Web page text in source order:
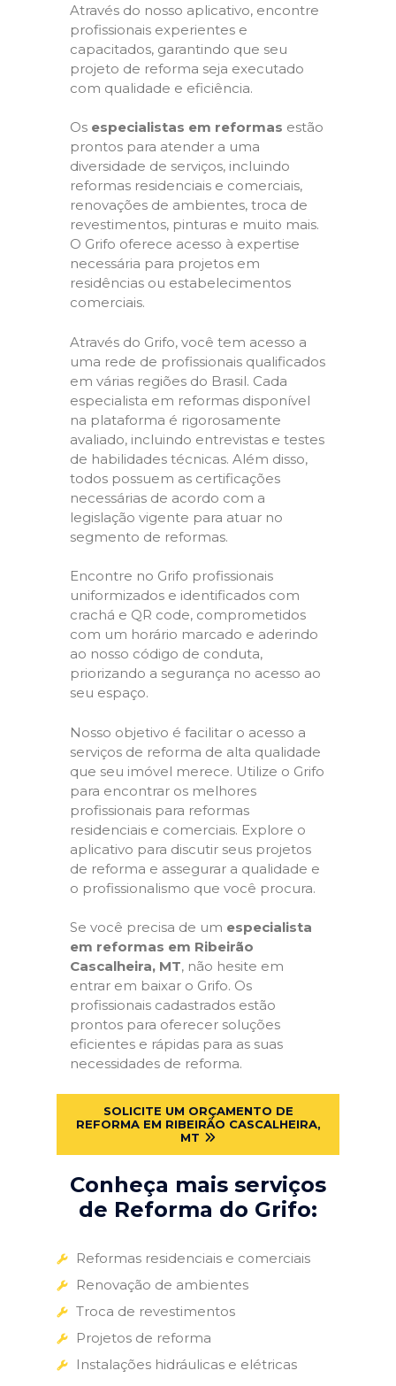
Através do nosso aplicativo, encontre
profissionais experientes e
capacitados, garantindo que seu
projeto de reforma seja executado
com qualidade e eficiência.
Os especialistas em reformas estão
prontos para atender a uma
diversidade de serviços, incluindo
reformas residenciais e comerciais,
renovações de ambientes, troca de
revestimentos, pinturas e muito mais.
O Grifo oferece acesso à expertise
necessária para projetos em
residências ou estabelecimentos
comerciais.
Através do Grifo, você tem acesso a
uma rede de profissionais qualificados
em várias regiões do Brasil. Cada
especialista em reformas disponível
na plataforma é rigorosamente
avaliado, incluindo entrevistas e testes
de habilidades técnicas. Além disso,
todos possuem as certificações
necessárias de acordo com a
legislação vigente para atuar no
segmento de reformas.
Encontre no Grifo profissionais
uniformizados e identificados com
crachá e QR code, comprometidos
com um horário marcado e aderindo
ao nosso código de conduta,
priorizando a segurança no acesso ao
seu espaço.
Nosso objetivo é facilitar o acesso a
serviços de reforma de alta qualidade
que seu imóvel merece. Utilize o Grifo
para encontrar os melhores
profissionais para reformas
residenciais e comerciais. Explore o
aplicativo para discutir seus projetos
de reforma e assegurar a qualidade e
o profissionalismo que você procura.
Se você precisa de um especialista
em reformas em Ribeirão
Cascalheira, MT, não hesite em
entrar em baixar o Grifo. Os
profissionais cadastrados estão
prontos para oferecer soluções
eficientes e rápidas para as suas
necessidades de reforma.
SOLICITE UM ORÇAMENTO DE
REFORMA EM RIBEIRÃO CASCALHEIRA,
MT
Conheça mais serviços
de Reforma do Grifo:
Reformas residenciais e comerciais
Renovação de ambientes
Troca de revestimentos
Projetos de reforma
Instalações hidráulicas e elétricas